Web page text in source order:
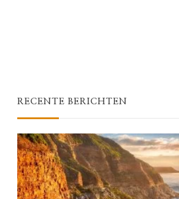
RECENTE BERICHTEN